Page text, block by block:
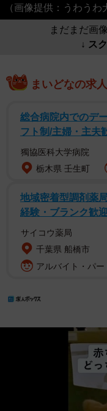
（画像提供：うわうわ
まだまだ画
↓ ス
まいどなの求
総合病院内でのデ
フト制/主婦・主夫
獨協医科大学病院
栃木県 壬生町
地域密着型調剤薬
経験・ブランク歓迎
サイコウ薬局
千葉県 船橋市
アルバイト・パ